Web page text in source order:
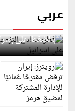
عربي
قطر: حماس
بالضغط على